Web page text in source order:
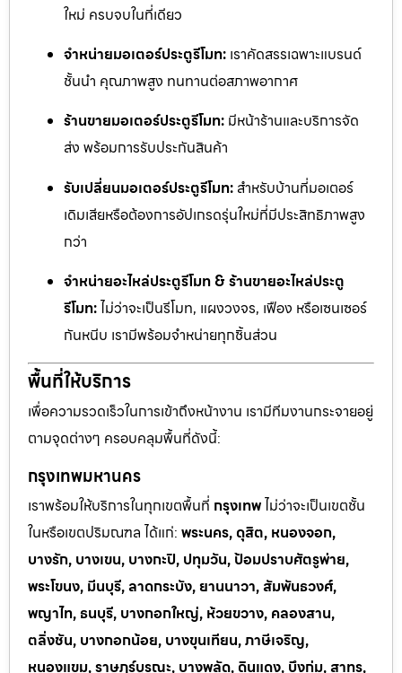
ใหม่ ครบจบในที่เดียว
จำหน่ายมอเตอร์ประตูรีโมท: เราคัดสรรเฉพาะแบรนด์
ชั้นนำ คุณภาพสูง ทนทานต่อสภาพอากาศ
ร้านขายมอเตอร์ประตูรีโมท: มีหน้าร้านและบริการจัด
ส่ง พร้อมการรับประกันสินค้า
รับเปลี่ยนมอเตอร์ประตูรีโมท: สำหรับบ้านที่มอเตอร์
เดิมเสียหรือต้องการอัปเกรดรุ่นใหม่ที่มีประสิทธิภาพสูง
กว่า
จำหน่ายอะไหล่ประตูรีโมท & ร้านขายอะไหล่ประตู
รีโมท:ไม่ว่าจะเป็นรีโมท, แผงวงจร, เฟือง หรือเซนเซอร์
กันหนีบ เรามีพร้อมจำหน่ายทุกชิ้นส่วน
พื้นที่ให้บริการ
เพื่อความรวดเร็วในการเข้าถึงหน้างาน เรามีทีมงานกระจายอยู่
ตามจุดต่างๆ ครอบคลุมพื้นที่ดังนี้:
กรุงเทพมหานคร
เราพร้อมให้บริการในทุกเขตพื้นที่ กรุงเทพไม่ว่าจะเป็นเขตชั้น
ในหรือเขตปริมณฑล ได้แก่: พระนคร, ดุสิต, หนองจอก,
บางรัก, บางเขน, บางกะปิ, ปทุมวัน, ป้อมปราบศัตรูพ่าย,
พระโขนง, มีนบุรี, ลาดกระบัง, ยานนาวา, สัมพันธวงศ์,
พญาไท, ธนบุรี, บางกอกใหญ่, ห้วยขวาง, คลองสาน,
ตลิ่งชัน, บางกอกน้อย, บางขุนเทียน, ภาษีเจริญ,
หนองแขม, ราษฎร์บูรณะ, บางพลัด, ดินแดง, บึงกุ่ม, สาทร,